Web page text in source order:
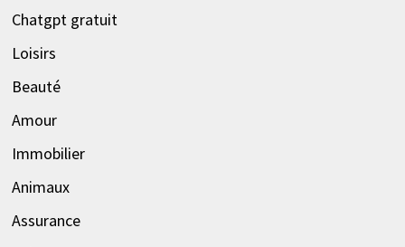
Chatgpt gratuit
Loisirs
Beauté
Amour
Immobilier
Animaux
Assurance